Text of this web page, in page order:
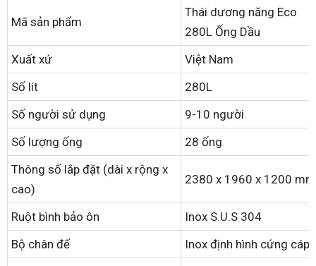
Mã sản phẩm
Thái dương năng Eco
280L Ống Dầu
Xuất xứ
Việt Nam
Số lít
280L
Số người sử dụng
9-10 người
Số lượng ống
28 ống
Thông số lắp đặt (dài x rộng x
cao)
2380 x 1960 x 1200 mm
Ruột bình bảo ôn
Inox S.U.S 304
Bộ chân đế
Inox định hình cứng cáp